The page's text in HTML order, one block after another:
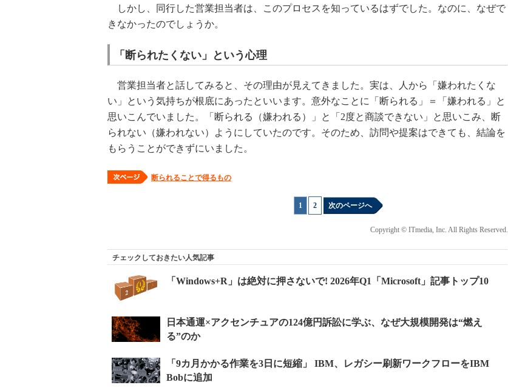
しかし、同行した営業担当者は、このプロセスを知っているはずでした。なのに、なぜで
きなかったのでしょうか。
「断られたくない」という心理
営業担当者と話してみると、その理由が見えてきました。実は、人から「嫌われたくな
い」という気持ちが根底にあったといいます。意外なことに「断られる」＝「嫌われる」と
思いこんでいました。「断られる（嫌われる）」と「2度と商談できない」と思いこみ、断
られない（嫌われない）ようにしていたのです。そのため、訪問や提案はできても、結論を
もらうことができずにいました。
断られることで得るもの
1 2 次のページへ
Copyright © ITmedia, Inc. All Rights Reserved.
チェックしておきたい人気記事